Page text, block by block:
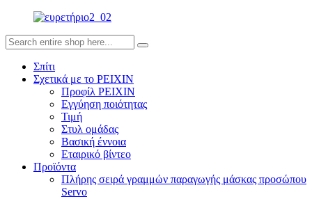
Σπίτι
Σχετικά με το PEIXIN
Προφίλ PEIXIN
Εγγύηση ποιότητας
Τιμή
Στυλ ομάδας
Βασική έννοια
Εταιρικό βίντεο
Προϊόντα
Πλήρης σειρά γραμμών παραγωγής μάσκας προσώπου
Servo